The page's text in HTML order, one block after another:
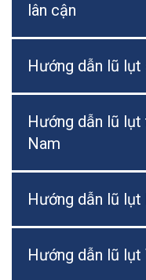
lân cận
Hướng dẫn lũ lụt
Hướng dẫn lũ
Nam
Hướng dẫn lũ lụt
Hướng dẫn lũ